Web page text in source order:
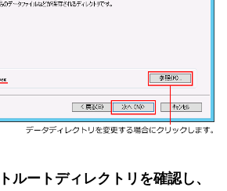
ルートディレクトリを確認し、